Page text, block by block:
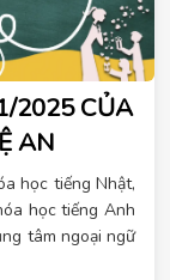
2025 CỦA
AN
học tiếng Nhật,
học tiếng Anh
tâm ngoại ngữ